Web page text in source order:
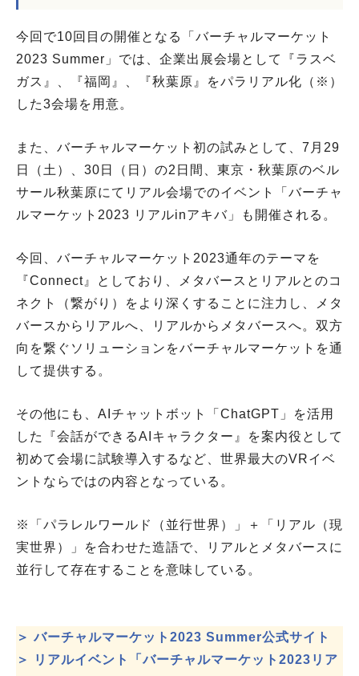
今回で10回目の開催となる「バーチャルマーケット
2023 Summer」では、企業出展会場として『ラスベ
ガス』、『福岡』、『秋葉原』をパラリアル化（※）
した3会場を用意。
また、バーチャルマーケット初の試みとして、7月29
日（土）、30日（日）の2日間、東京・秋葉原のベル
サール秋葉原にてリアル会場でのイベント「バーチャ
ルマーケット2023 リアルinアキバ」も開催される。
今回、バーチャルマーケット2023通年のテーマを
『Connect』としており、メタバースとリアルとのコ
ネクト（繋がり）をより深くすることに注力し、メタ
バースからリアルへ、リアルからメタバースへ。双方
向を繋ぐソリューションをバーチャルマーケットを通
して提供する。
その他にも、AIチャットボット「ChatGPT」を活用
した『会話ができるAIキャラクター』を案内役として
初めて会場に試験導入するなど、世界最大のVRイベ
ントならではの内容となっている。
※「パラレルワールド（並行世界）」＋「リアル（現
実世界）」を合わせた造語で、リアルとメタバースに
並行して存在することを意味している。
＞ バーチャルマーケット2023 Summer公式サイト
＞ リアルイベント「バーチャルマーケット2023リア